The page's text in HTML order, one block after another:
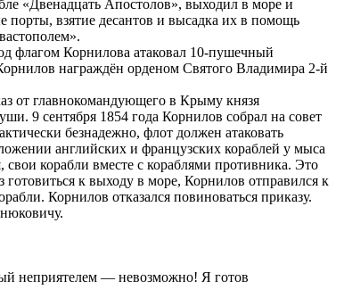
«Двенадцать Апостолов», выходил в море и
порты, взятие десантов и высадка их в помощь
флагом Корнилова атаковал 10-пушечный
награждён орденом Святого Владимира 2-й
от главнокомандующего в Крыму князя
9 сентября 1854 года Корнилов собрал на совет
безнадежно, флот должен атаковать
английских и французских кораблей у мыса
корабли вместе с кораблями противника. Это
к выходу в море, Корнилов отправился к
Корнилов отказался повиноваться приказу.
неприятелем — невозможно! Я готов